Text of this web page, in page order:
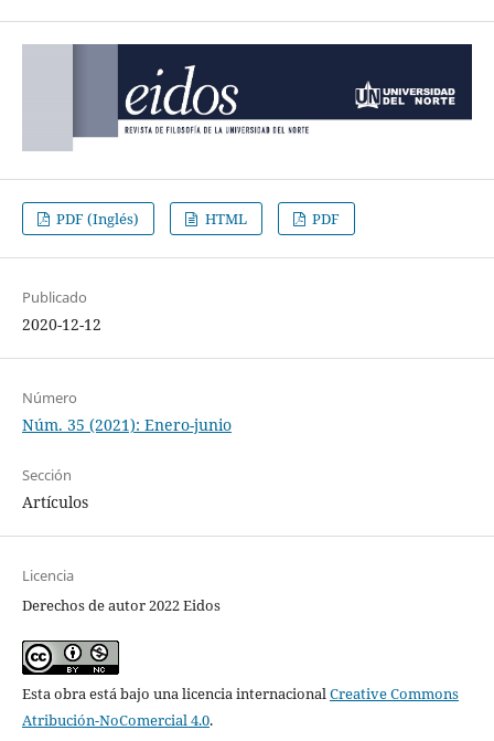
PDF (Inglés) HTML PDF
Publicado
2020-12-12
Número
Núm. 35 (2021): Enero-junio
Sección
Artículos
Licencia
Derechos de autor 2022 Eidos
Esta obra está bajo una licencia internacionalCreative Commons
Atribución-NoComercial 4.0.